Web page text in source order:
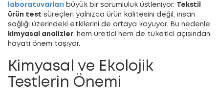
laboratuvarları
büyük bir sorumluluk üstleniyor.
Tekstil
ürün test süreçleri yalnızca ürün kalitesini değil, insan
sağlığı üzerindeki etkilerini de ortaya koyuyor. Bu nedenle
kimyasal analizler, hem üretici hem de tüketici açısından
hayati önem taşıyor.
Kimyasal ve Ekolojik
Testlerin Önemi